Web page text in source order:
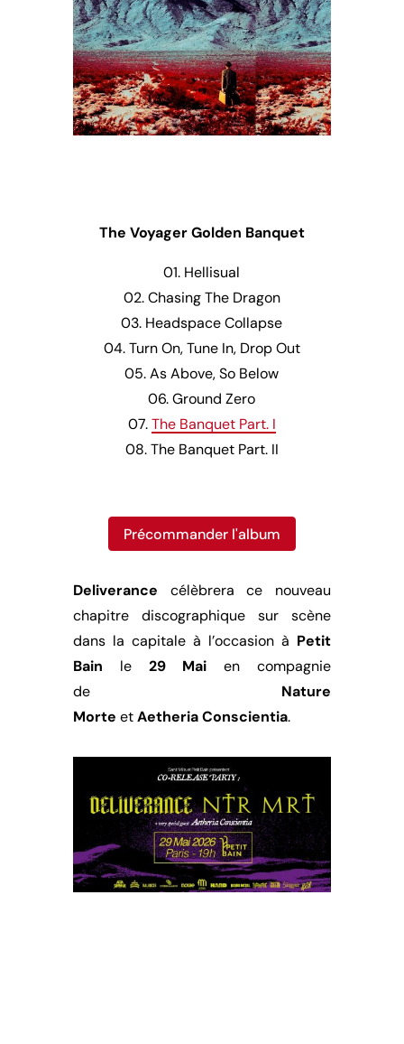
The Voyager Golden Banquet
01. Hellisual
02. Chasing The Dragon
03. Headspace Collapse
04. Turn On, Tune In, Drop Out
05. As Above, So Below
06. Ground Zero
07.The Banquet Part. I
08. The Banquet Part. II
Précommander l'album
Deliverance célèbrera ce nouveau
chapitre discographique sur scène
dans la capitale à l’occasion à Petit
Bain le 29 Maien compagnie
de Nature
Morte etAetheria Conscientia.